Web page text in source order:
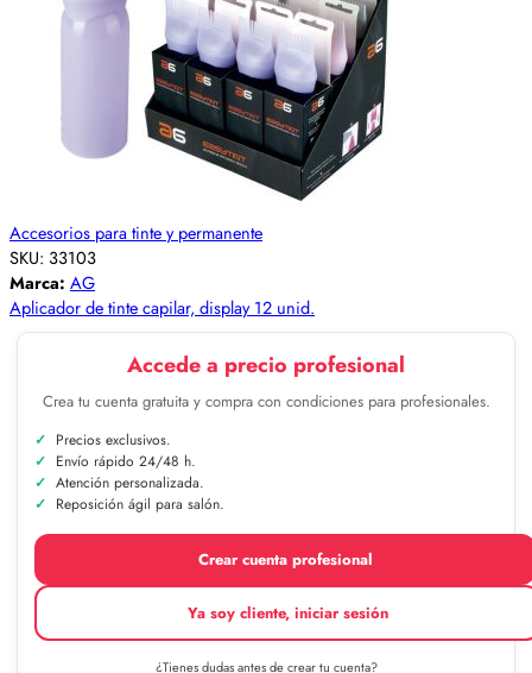
Accesorios para tinte y permanente
SKU: 33103
Marca: AG
Aplicador de tinte capilar, display 12 unid.
Accede a precio profesional
Crea tu cuenta gratuita y compra con condiciones para profesionales.
Precios exclusivos.
Envío rápido 24/48 h.
Atención personalizada.
Reposición ágil para salón.
Crear cuenta profesional
Ya soy cliente, iniciar sesión
¿Tienes dudas antes de crear tu cuenta?